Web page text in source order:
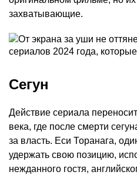
захватывающие.
Сегун
Действие сериала
века, где после смерти
за власть. Еси Торанага,
удержать свою позицию,
нежданного гостя,